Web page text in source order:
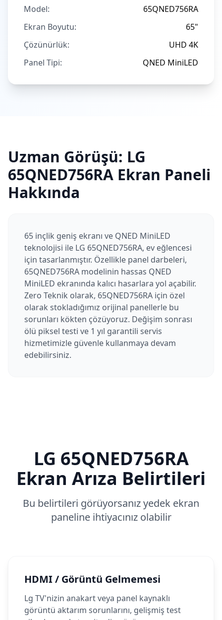
Model:
65QNED756RA
Ekran Boyutu:
65"
Çözünürlük:
UHD 4K
Panel Tipi:
QNED MiniLED
Uzman Görüşü: LG
65QNED756RA Ekran Paneli
Hakkında
65 inçlik geniş ekranı ve QNED MiniLED
teknolojisi ile LG 65QNED756RA, ev eğlencesi
için tasarlanmıştır. Özellikle panel darbeleri,
65QNED756RA modelinin hassas QNED
MiniLED ekranında kalıcı hasarlara yol açabilir.
Zero Teknik olarak, 65QNED756RA için özel
olarak stokladığımız orijinal panellerle bu
sorunları kökten çözüyoruz. Değişim sonrası
ölü piksel testi ve 1 yıl garantili servis
hizmetimizle güvenle kullanmaya devam
edebilirsiniz.
LG 65QNED756RA
Ekran Arıza Belirtileri
Bu belirtileri görüyorsanız yedek ekran
paneline ihtiyacınız olabilir
HDMI / Görüntü Gelmemesi
Lg TV'nizin anakart veya panel kaynaklı
görüntü aktarım sorunlarını, gelişmiş test